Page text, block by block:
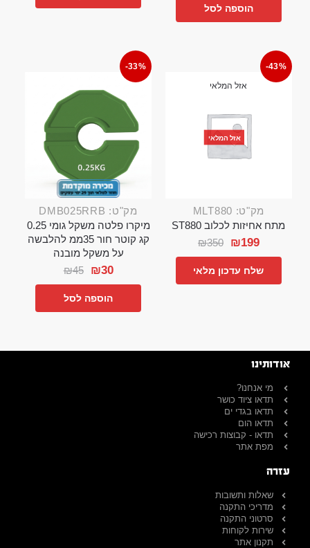
הוספה לסל
-43%
אזל המלאי
אזל המלאי
מק"ט: MLT880
מתח אחיזות לכלוב ST880
₪350 ₪199
שלח עדכון מלאי
-33%
מק"ט: DMB025RRB
מיקרו פלטה משקל גומי 0.25
קג קוטר חור 35ממ להלבשה
על משקל מובנה
₪45 ₪30
הוספה לסל
אודותינו
מי אנחנו?
תדאו ציוד כושר
תדאו בגדי ים
תדאו הום
תדאו - קבוצות רכישה
מפת אתר
עזרה
שאלות ותשובות
מדריכי התקנה
סרטוני התקנה
שירות לקוחות
תקנון אתר